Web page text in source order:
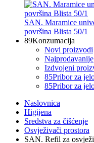
SAN. Maramice
površina Blista 50/1
89Konzumacija
Novi proizvodi
Najprodavanije
Izdvojeni
85Pribor za
85Pribor za
Naslovnica
Higijena
Sredstva za čišćenje
Osvježivači prostora
SAN. Refil za